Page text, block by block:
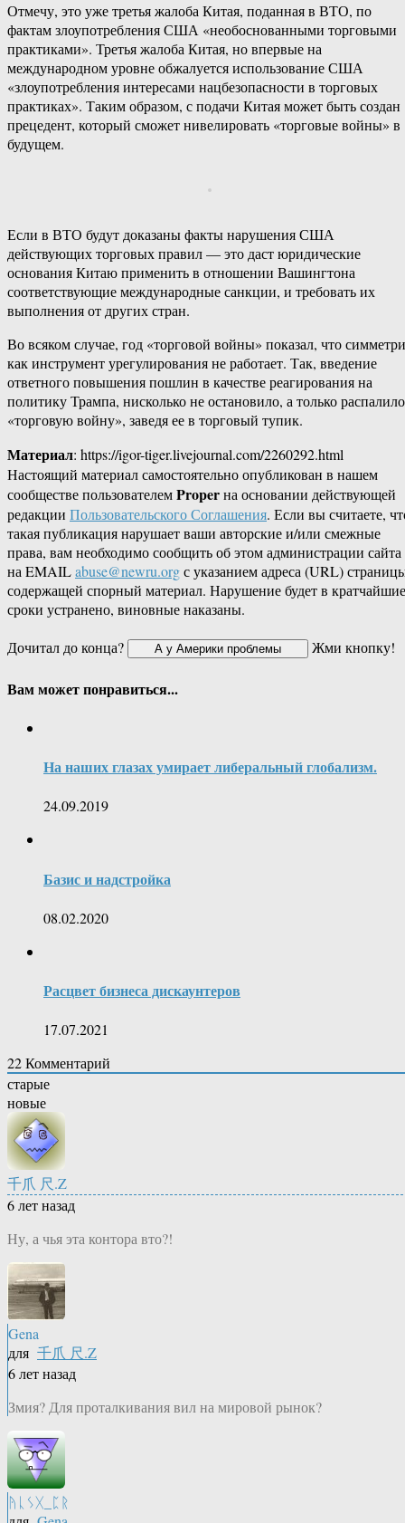
Отмечу, это уже третья жалоба Китая, поданная в ВТО, по
фактам злоупотребления США «необоснованными торговыми
практиками». Третья жалоба Китая, но впервые на
международном уровне обжалуется использование США
«злоупотребления интересами нацбезопасности в торговых
практиках». Таким образом, с подачи Китая может быть создан
прецедент, который сможет нивелировать «торговые войны» в
будущем.
Если в ВТО будут доказаны факты нарушения США
действующих торговых правил — это даст юридические
основания Китаю применить в отношении Вашингтона
соответствующие международные санкции, и требовать их
выполнения от других стран.
Во всяком случае, год «торговой войны» показал, что
как инструмент урегулирования не работает. Так, введение
ответного повышения пошлин в качестве реагирования на
политику Трампа, нисколько не остановило, а только распалило
«торговую войну», заведя ее в торговый тупик.
Материал: https://igor-tiger.livejournal.com/2260292.html
Настоящий материал самостоятельно опубликован в нашем
сообществе пользователемProperна основании действующей
редакции Пользовательского Соглашения. Если вы считаете,
такая публикация нарушает ваши авторские и/или смежные
права, вам необходимо сообщить об этом администрации сайта
на EMAILabuse@newru.orgс указанием адреса (URL)
содержащей спорный материал. Нарушение будет в кратчайшие
сроки устранено, виновные наказаны.
Дочитал до конца?
Жми кнопку!
Вам может понравиться...
На наших глазах умирает либеральный глобализм.
24.09.2019
Базис и надстройка
08.02.2020
Расцвет бизнеса дискаунтеров
17.07.2021
22Комментарий
старые
новые
千爪 尺.Z
6 лет назад
Ну, а чья эта контора вто?!
Gena
для 千爪 尺.Z
6 лет назад
Змия? Для проталкивания вил на мировой рынок?
ᚤᚳᛊᚷ_ᛈᚱ